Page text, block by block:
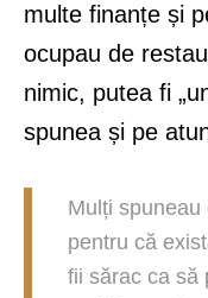
multe finanțe și
ocupau de
nimic, putea fi
spunea și pe
Mulți
pentru că
fii sărac ca să